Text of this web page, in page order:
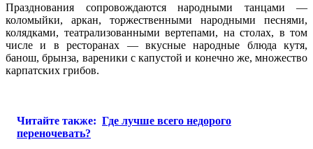
Празднования сопровождаются народными танцами —
коломыйки, аркан, торжественными народными песнями,
колядками, театрализованными вертепами, на столах, в том
числе и в ресторанах — вкусные народные блюда кутя,
банош, брынза, вареники с капустой и конечно же, множество
карпатских грибов.
Читайте также: Где лучше всего недорого
переночевать?